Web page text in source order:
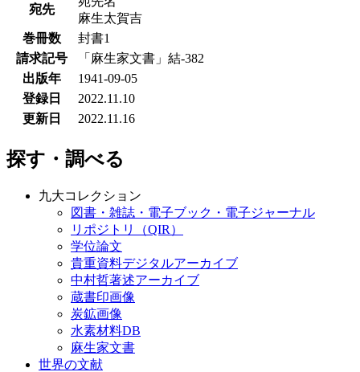
宛先
麻生太賀吉
巻冊数
封書1
請求記号
「麻生家文書」結-382
出版年
1941-09-05
登録日
2022.11.10
更新日
2022.11.16
探す・調べる
九大コレクション
図書・雑誌・電子ブック・電子ジャーナル
リポジトリ（QIR）
学位論文
貴重資料デジタルアーカイブ
中村哲著述アーカイブ
蔵書印画像
炭鉱画像
水素材料DB
麻生家文書
世界の文献